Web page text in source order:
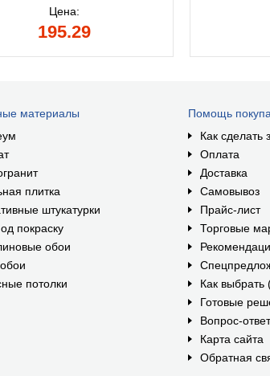
Цена:
195.29
материалы
плитка
штукатурки
покраску
обои
потолки
Помощь
Как сделать
Оплата
Доставка
Самовывоз
Прайс-лист
Торговые
Как выбрать
Готовые
Вопрос-ответ
Карта сайта
Обратная